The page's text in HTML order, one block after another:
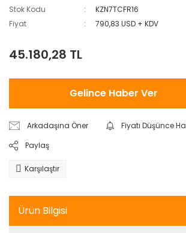
Stok Kodu
KZN7TCFR16
Fiyat
790,83 USD + KDV
45.180,28 TL
Gelince Haber Ver
Arkadaşına Öner
Fiyatı Düşünce
Paylaş
Karşılaştır
Ürün Bilgisi